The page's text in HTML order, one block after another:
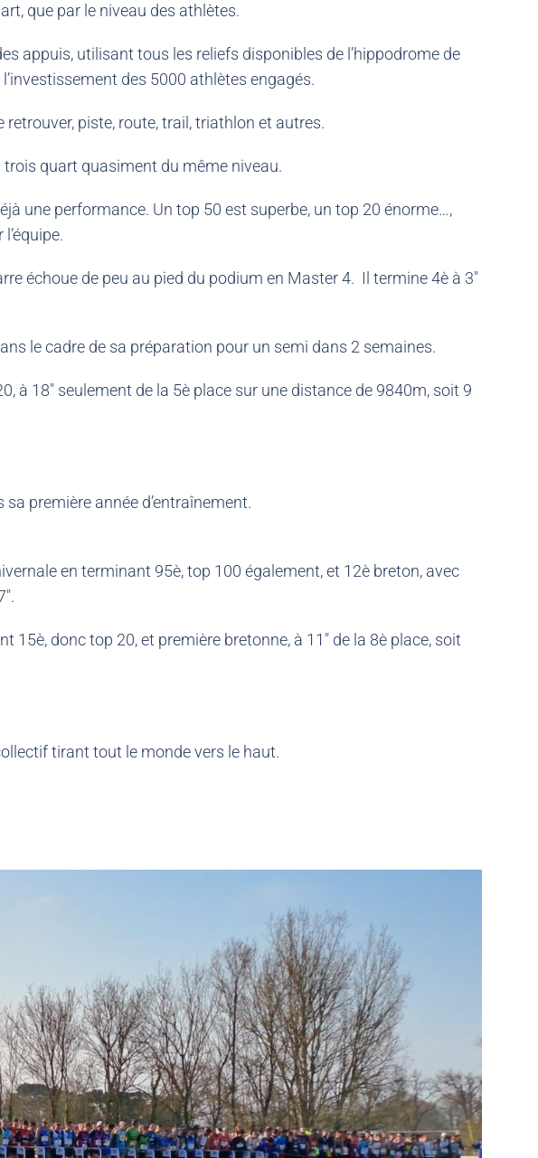
que par le niveau des athlètes.
appuis, utilisant tous les reliefs disponibles de l’hippodrome de
des 5000 athlètes engagés.
piste, route, trail, triathlon et autres.
quart quasiment du même niveau.
une performance. Un top 50 est superbe, un top 20 énorme…,
échoue de peu au pied du podium en Master 4. Il termine 4è à 3″
le cadre de sa préparation pour un semi dans 2 semaines.
à 18″ seulement de la 5è place sur une distance de 9840m, soit 9
première année d’entraînement.
en terminant 95è, top 100 également, et 12è breton, avec
donc top 20, et première bretonne, à 11″ de la 8è place, soit
tirant tout le monde vers le haut.